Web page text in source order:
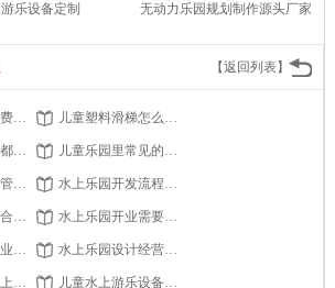
乐设备定制 无动力乐园规划制作源头厂家
【返回列表】
人工造浪设备的费用是多少？有哪些因素影响价格？ 儿童塑料滑梯怎么样安装？
水上乐园的设施都有什么 儿童乐园里常见的攀爬类游乐设备有哪些？
如何安全使用、管理水滑梯 水上乐园开发流程要点分享
如何设计一个适合所有年龄段的水上乐园？ 水上乐园开业需要办理的证件有哪些
浅谈水上乐园行业发展 水上乐园设计经营上开拓新思维
投资室内儿童水上乐园的方向 水上滑滑梯 儿童水上游乐设备的租赁和购买哪个更划算？